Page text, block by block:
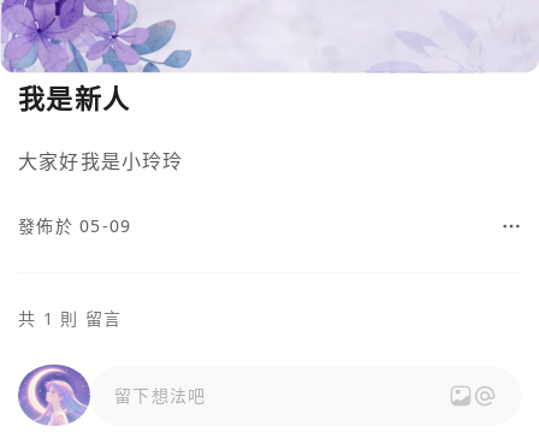
我是新人
大家好我是小玲玲
發佈於 05-09
共 1 則 留言
留下想法吧